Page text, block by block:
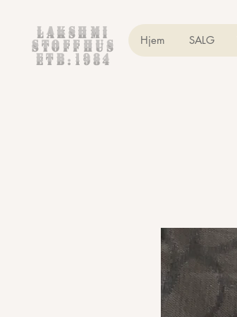
Lakshmi
Stoffhus
etb.1984
Hjem SALG